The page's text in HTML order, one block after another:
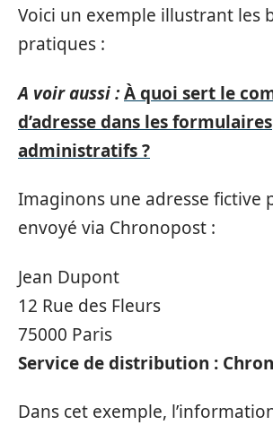
Voici un exemple illustrant les
pratiques :
A voir aussi :À quoi sert le
d’adresse dans les formulaires
administratifs ?
Imaginons une adresse fictive
envoyé via Chronopost :
Jean Dupont
12 Rue des Fleurs
75000 Paris
Service de distribution :
Dans cet exemple,